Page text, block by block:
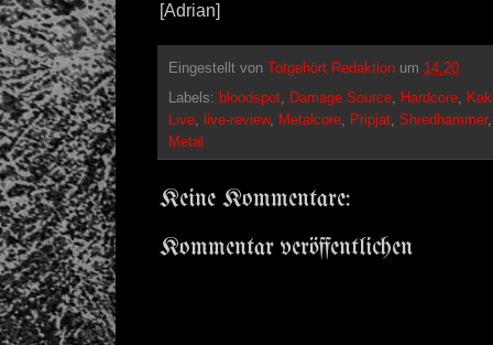
[Adrian]
Eingestellt von Totgehört Redaktion um 14:20
Labels: bloodspot Damage Source Hardcore
Live live-review, Metalcore Pripjat Shredhammer
Metal
Keine Kommentare:
Kommentar veröffentlichen